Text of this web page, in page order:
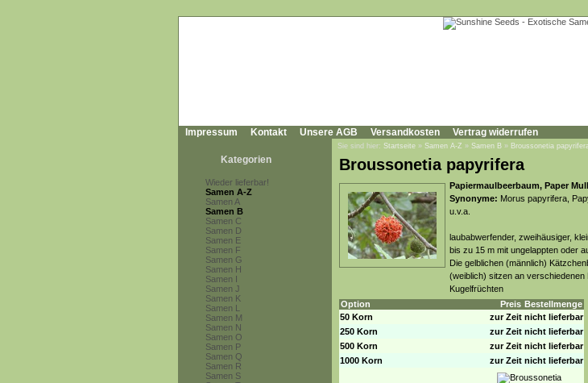
Impressum Kontakt Unsere AGB Versandkosten Vertrag widerrufen
Kategorien
Wieder lieferbar!
Samen A-Z
Samen A
Samen B
Samen C
Samen D
Samen E
Samen F
Samen G
Samen H
Samen I
Samen J
Samen K
Samen L
Samen M
Samen N
Samen O
Samen P
Samen Q
Samen R
Samen S
Sie sind hier: Startseite » Samen A-Z » Samen B » Broussonetia
Broussonetia papyrifera
Papiermaulbeerbaum, Paper
Synonyme: Morus papyrifera,
u.v.a.
laubabwerfender, zweihäusiger,
bis zu 15 m mit ungelappten oder
Die gelblichen (männlich)
(weiblich) sitzen an
Kugelfrüchten
Option
Preis Bestellmenge
50 Korn
zur Zeit nicht lieferbar
250 Korn
zur Zeit nicht lieferbar
500 Korn
zur Zeit nicht lieferbar
1000 Korn
zur Zeit nicht lieferbar